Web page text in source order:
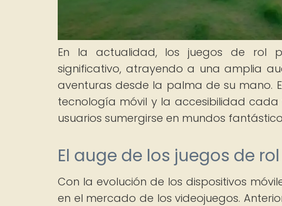
En la actualidad, los juegos de rol
significativo, atrayendo a una amplia
aventuras desde la palma de su mano.
tecnología móvil y la accesibilidad
usuarios sumergirse en mundos
El auge de los juegos de
Con la evolución de los dispositivos
en el mercado de los videojuegos.